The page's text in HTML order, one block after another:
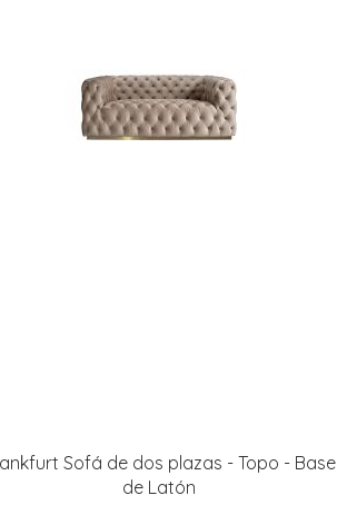
Sofá de dos plazas - Topo - Base
de Latón